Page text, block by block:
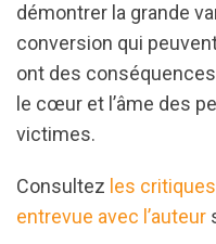
démontrer la grande
conversion qui
ont des
le cœur et l’âme des
victimes.
Consultez les critiques
entrevue avec l’auteur